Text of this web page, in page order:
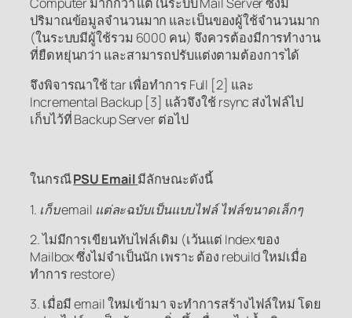
ปริมาณข้อมูลจำนวนมาก และเป็นของผู้ใช้จำนวนมาก
(ในระบบมีผู้ใช้รวม 6000 คน) จึงควรต้องมีการทำงาน
ที่ยืดหยุ่นกว่า และสามารถปรับแต่งตามต้องการได้
จึงพิจารณาใช้ tar เพื่อทำการ Full [2] และ
Incremental Backup [3] แล้วจึงใช้ rsync ส่งไฟล์ไป
เก็บไว้ที่ Backup Server ต่อไป
ในกรณีPSU Emailมีลักษณะดังนี้
1. เก็บ email แต่ละฉบับเป็นแบบไฟล์ ไฟล์ขนาดเล็กๆ
2. ไม่มีการเขียนทับไฟล์เดิม (เว้นแต่ Index ของ
Mailbox ซึ่งไม่จำเป็นนัก เพราะ ต้อง rebuild ใหม่เมื่อ
ทำการ restore)
3. เมื่อมี email ใหม่เข้ามา จะทำการสร้างไฟล์ใหม่ โดย